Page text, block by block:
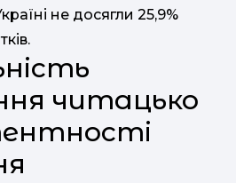
не досягли 25,9%
читацько